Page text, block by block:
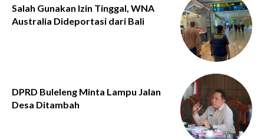
Salah Gunakan Izin Tinggal, WNA
Australia Dideportasi dari Bali
DPRD Buleleng Minta Lampu Jalan
Desa Ditambah